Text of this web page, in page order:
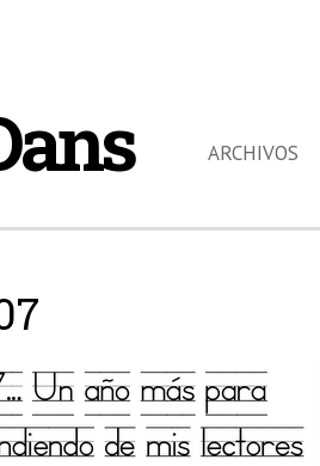
ARCHIVOS